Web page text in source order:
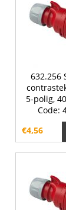
632.256
5-polig,
Code:
€4,56